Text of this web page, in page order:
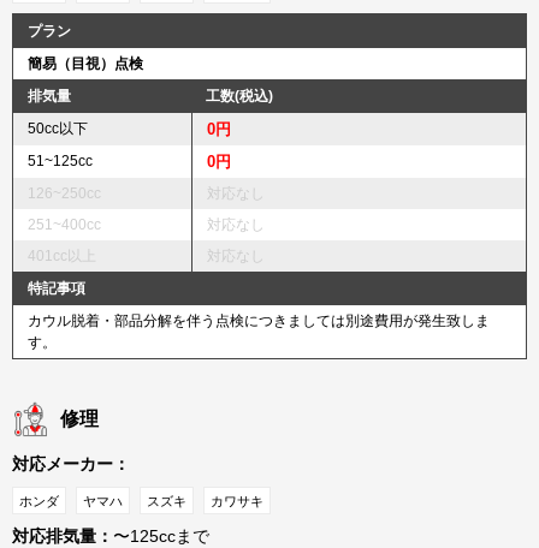
プラン
簡易（目視）点検
排気量
工数(税込)
50cc以下
0円
51~125cc 0円
126~250cc
対応なし
251~400cc
対応なし
401cc以上
対応なし
特記事項
カウル脱着・部品分解を伴う点検につきましては別途費用が発生致しま
す。
修理
対応メーカー：
ホンダ ヤマハ スズキ カワサキ
対応排気量： 〜125ccまで